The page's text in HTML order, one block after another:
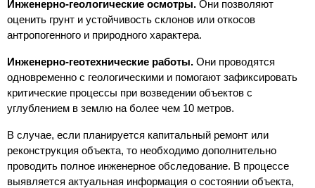
Инженерно-геологические осмотры. Они позволяют
оценить грунт и устойчивость склонов или откосов
антропогенного и природного характера.
Инженерно-геотехнические работы. Они проводятся
одновременно с геологическими и помогают зафиксировать
критические процессы при возведении объектов с
углублением в землю на более чем 10 метров.
В случае, если планируется капитальный ремонт или
реконструкция объекта, то необходимо дополнительно
проводить полное инженерное обследование. В процессе
выявляется актуальная информация о состоянии объекта,